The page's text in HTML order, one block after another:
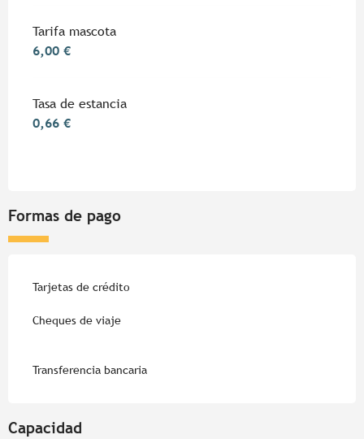
Tarifa mascota
6,00 €
Tasa de estancia
0,66 €
Formas de pago
Tarjetas de crédito
Cheques de viaje
Transferencia bancaria
Capacidad